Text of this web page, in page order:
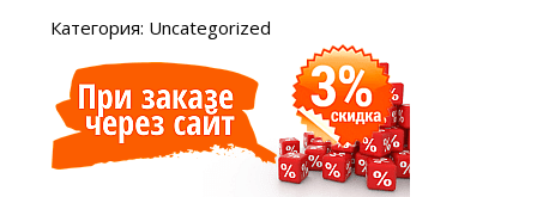
Категория: Uncategorized